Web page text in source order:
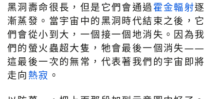
黑洞壽命很長，但是它們會通過霍金輻射逐
漸蒸發。當宇宙中的黑洞時代結束之後，它
們會從小到大，一個接一個地消失。因為我
們的螢火蟲超大隻，牠會最後一個消失——
這最後一次的無常，代表著我們的宇宙即將
走向熱寂 。